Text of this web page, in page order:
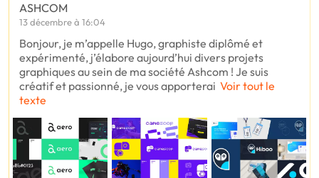
ASHCOM
13 décembre à 16:04
Bonjour, je m’appelle Hugo, graphiste diplômé et
expérimenté, j’élabore aujourd’hui divers projets
graphiques au sein de ma société Ashcom ! Je suis
créatif et passionné, je vous apporterai Voir tout le
texte